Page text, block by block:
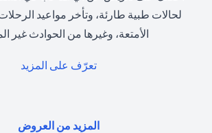
لحالات طبية طارئة، وتأخر مواعيد الرحلات
الأمتعة، وغيرها من الحوادث غير
تعرّف على المزيد
المزيد من العروض